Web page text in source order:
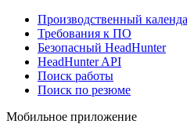
Производственный
Требования к ПО
Безопасный HeadHunter
HeadHunter API
Поиск работы
Поиск по резюме
Мобильное приложение